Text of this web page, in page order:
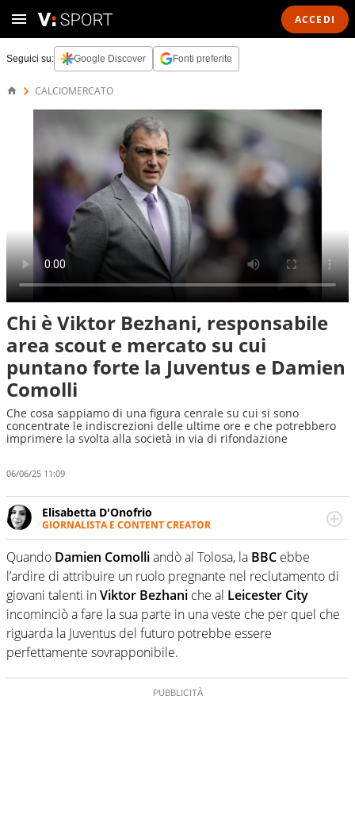
ACCEDI
Seguici su: Google Discover Fonti preferite
CALCIOMERCATO
Chi è Viktor Bezhani, responsabile
area scout e mercato su cui
puntano forte la Juventus e Damien
Comolli
Che cosa sappiamo di una figura cenrale su cui si sono
concentrate le indiscrezioni delle ultime ore e che potrebbero
imprimere la svolta alla società in via di rifondazione
06/06/25 11:09
Elisabetta D'Onofrio
GIORNALISTA E CONTENT CREATOR
Giornalista professionista dal 2007, scrive per curiosità
personale e necessità: soprattutto di calcio, di sport e dei
suoi protagonisti, concedendosi innocenti evasioni
nell'ambito della creazione di format. Un tempo ala
destra, oggi si sente a suo agio nel ruolo di libero. Cura
una classifica riservata dei migliori 5 calciatori di sempre.
Quando Damien Comolliandò al Tolosa, la BBC ebbe
l’ardire di attribuire un ruolo pregnante nel reclutamento di
giovani talenti inViktor Bezhani che al Leicester City
incominciò a fare la sua parte in una veste che per quel che
riguarda la Juventus del futuro potrebbe essere
perfettamente sovrapponibile.